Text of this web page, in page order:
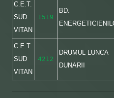
C.E.T.
SUD
VITAN
1519
BD.
C.E.T.
SUD
VITAN
4212
DRUMUL LUNCA
DUNARII